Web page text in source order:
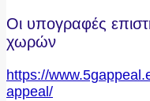
Οι υπογραφές
χωρών
https://
appeal/